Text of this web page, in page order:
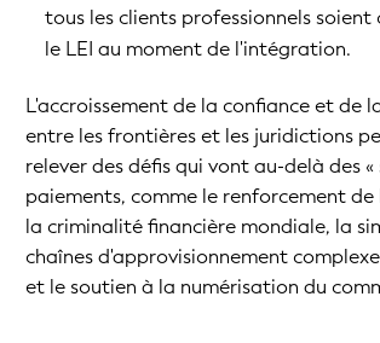
tous les clients professionnels soient
le LEI au moment de l'intégration.
L'accroissement de la confiance et de
entre les frontières et les juridictions
relever des défis qui vont au-delà des «
paiements, comme le renforcement
la criminalité financière mondiale, la
chaînes d'approvisionnement
et le soutien à la numérisation du